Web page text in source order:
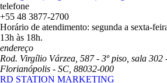
telefone
+55 48 3877-2700
Horário de atendimento: segunda a sexta-
13h às 18h.
endereço
Rod. Virgílio Várzea, 587 - 3º piso, sala 302
Florianópolis - SC, 88032-000
RD STATION MARKETING